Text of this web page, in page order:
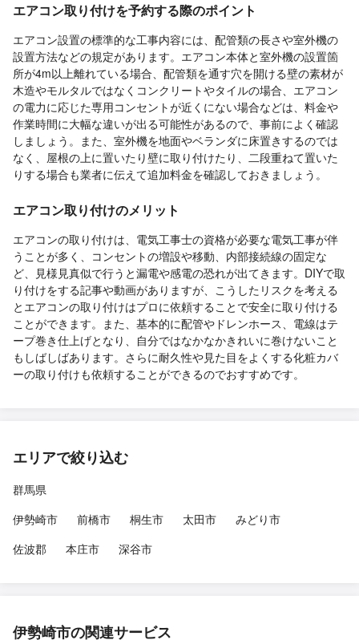
エアコン取り付けを予約する際のポイント
エアコン設置の標準的な工事内容には、配管類の長さや室外機の
設置方法などの規定があります。エアコン本体と室外機の設置箇
所が4m以上離れている場合、配管類を通す穴を開ける壁の素材が
木造やモルタルではなくコンクリートやタイルの場合、エアコン
の電力に応じた専用コンセントが近くにない場合などは、料金や
作業時間に大幅な違いが出る可能性があるので、事前によく確認
しましょう。また、室外機を地面やベランダに床置きするのでは
なく、屋根の上に置いたり壁に取り付けたり、二段重ねて置いた
りする場合も業者に伝えて追加料金を確認しておきましょう。
エアコン取り付けのメリット
エアコンの取り付けは、電気工事士の資格が必要な電気工事が伴
うことが多く、コンセントの増設や移動、内部接続線の固定な
ど、見様見真似で行うと漏電や感電の恐れが出てきます。DIYで取
り付けをする記事や動画がありますが、こうしたリスクを考える
とエアコンの取り付けはプロに依頼することで安全に取り付ける
ことができます。また、基本的に配管やドレンホース、電線はテ
ープ巻き仕上げとなり、自分ではなかなかきれいに巻けないこと
もしばしばあります。さらに耐久性や見た目をよくする化粧カバ
ーの取り付けも依頼することができるのでおすすめです。
エリアで絞り込む
群馬県
伊勢崎市
前橋市 桐生市 太田市
みどり市
佐波郡
本庄市 深谷市
伊勢崎市の関連サービス